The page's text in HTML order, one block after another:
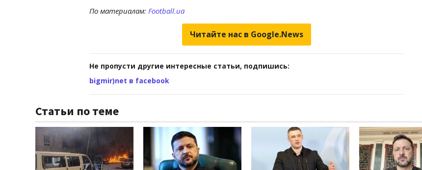
По материалам: Football.ua
Читайте нас в Google.News
Не пропусти другие интересные статьи, подпишись:
bigmir)net в facebook
Статьи по теме